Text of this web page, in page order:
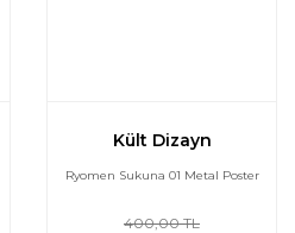
Kült Dizayn
Ryomen Sukuna 01 Metal Poster
400,00 TL